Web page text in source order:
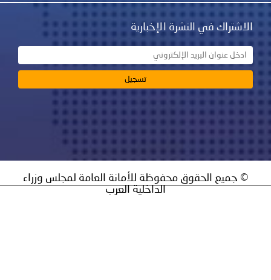
الإخبارية
محفوظة للأمانة العامة لمجلس وزراء